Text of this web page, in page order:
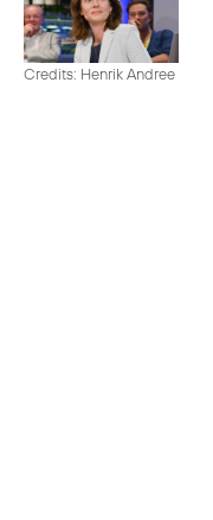
Credits: Henrik Andree